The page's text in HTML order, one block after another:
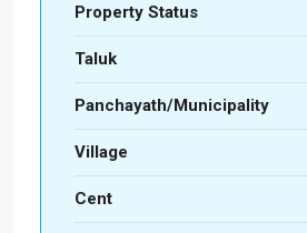
Property Status
Taluk
Panchayath/Municipality
Village
Cent